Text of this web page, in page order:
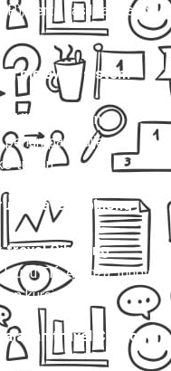
serta fasilitas yang
melayani sistem
Ajibarang
yang
penumpang dijemput di
tujuan.
travel Cibinong
travel Cibinong
Elf, Avanza, Innova,
kursi reclining.
travel Cibinong